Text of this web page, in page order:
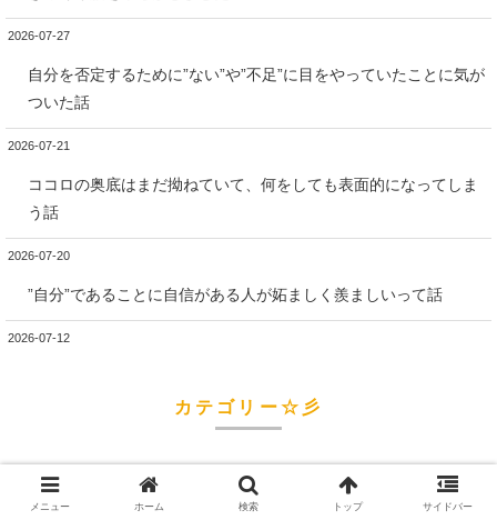
2026-07-27
自分を否定するために”ない”や”不足”に目をやっていたことに気が
ついた話
2026-07-21
ココロの奥底はまだ拗ねていて、何をしても表面的になってしま
う話
2026-07-20
”自分”であることに自信がある人が妬ましく羨ましいって話
2026-07-12
カテゴリー☆彡
AC・毒親育ち
メニュー ホーム 検索 トップ サイドバー